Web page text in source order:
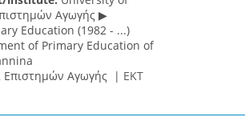
Αγωγής ▶
Education (1982 - ...)
of Primary Education of
Επιστημών Αγωγής | ΕΚΤ